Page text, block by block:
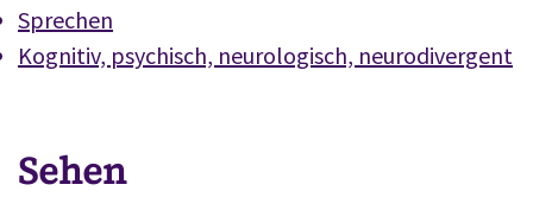
Sprechen
Kognitiv, psychisch, neurologisch, neurodivergent
Sehen